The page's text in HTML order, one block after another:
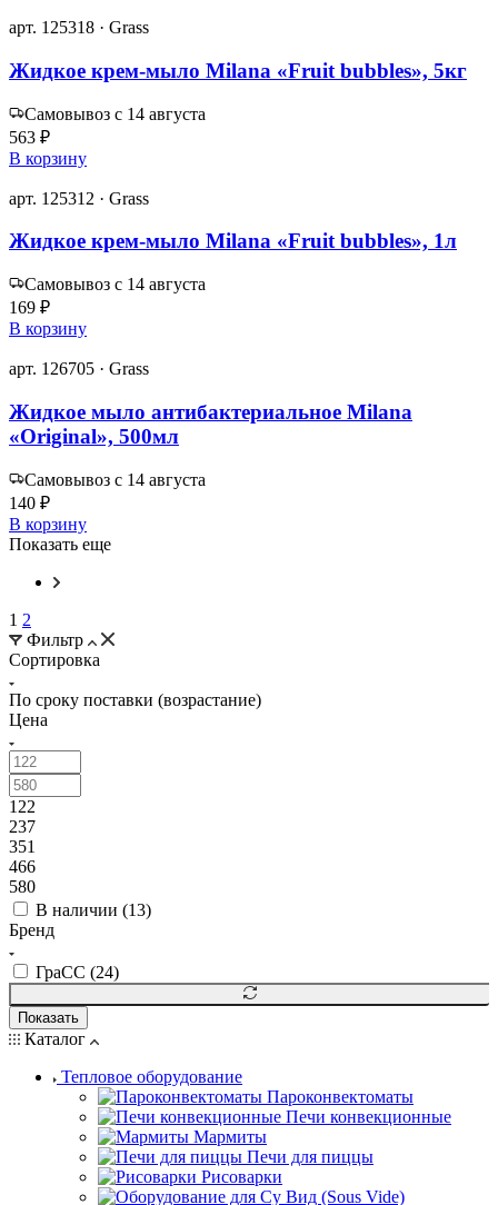
арт. 125318 · Grass
Жидкое крем-мыло Milana «Fruit bubbles», 5кг
Самовывоз с 14 августа
563 ₽
В корзину
арт. 125312 · Grass
Жидкое крем-мыло Milana «Fruit bubbles», 1л
Самовывоз с 14 августа
169 ₽
В корзину
арт. 126705 · Grass
Жидкое мыло антибактериальное Milana
«Original», 500мл
Самовывоз с 14 августа
140 ₽
В корзину
Показать еще
1 2
Фильтр
Сортировка
По сроку поставки (возрастание)
Цена
122
237
351
466
580
В наличии (13)
Бренд
ГраСС (24)
Показать
Каталог
Тепловое оборудование
Пароконвектоматы
Печи конвекционные
Мармиты
Печи для пиццы
Рисоварки